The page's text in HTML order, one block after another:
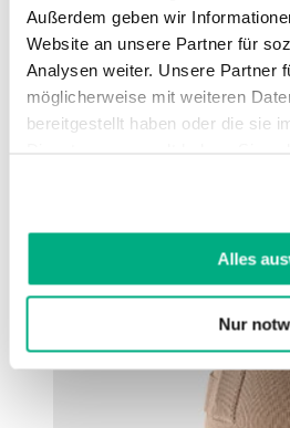
Außerdem geben wir
Website an unsere Partner für
Analysen weiter. Unsere Partner
möglicherweise mit weiteren
bereitgestellt haben oder die sie
unsererDatenschutzerklärung
Alles
Nur